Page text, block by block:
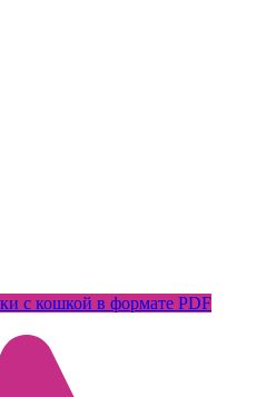
с кошкой в формате PDF